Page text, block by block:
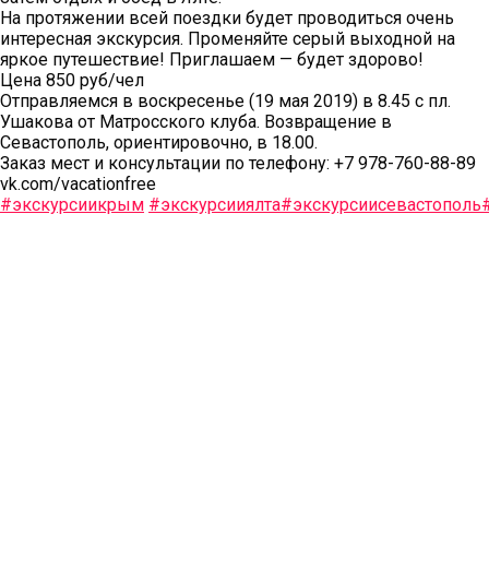
На протяжении всей поездки будет проводиться очень
интересная экскурсия. Променяйте серый выходной на
яркое путешествие! Приглашаем — будет здорово!
Цена 850 руб/чел
Отправляемся в воскресенье (19 мая 2019) в 8.45 с пл.
Ушакова от Матросского клуба. Возвращение в
Севастополь, ориентировочно, в 18.00.
Заказ мест и консультации по телефону: +7 978-760-88-89
vk.com/vacationfree
#экскурсиикрым #экскурсииялта#экскурсиисевастополь